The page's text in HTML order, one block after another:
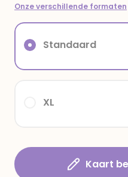
Onze verschillende formaten
XL
Standaard
Kaart